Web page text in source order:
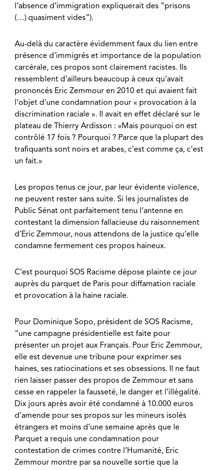
l’absence d’immigration expliquerait des “prisons
(…) quasiment vides”).
Au-delà du caractère évidemment faux du lien entre
présence d’immigrés et importance de la population
carcérale, ces propos sont clairement racistes. Ils
ressemblent d’ailleurs beaucoup à ceux qu’avait
prononcés Eric Zemmour en 2010 et qui avaient fait
l’objet d’une condamnation pour « provocation à la
discrimination raciale ». Il avait en effet déclaré sur le
plateau de Thierry Ardisson : «Mais pourquoi on est
contrôlé 17 fois ? Pourquoi ? Parce que la plupart des
trafiquants sont noirs et arabes, c’est comme ça, c’est
un fait.»
Les propos tenus ce jour, par leur évidente violence,
ne peuvent rester sans suite. Si les journalistes de
Public Sénat ont parfaitement tenu l’antenne en
contestant la dimension fallacieuse du raisonnement
d’Eric Zemmour, nous attendons de la justice qu’elle
condamne fermement ces propos haineux.
C’est pourquoi SOS Racisme dépose plainte ce jour
auprès du parquet de Paris pour diffamation raciale
et provocation à la haine raciale.
Pour Dominique Sopo, président de SOS Racisme,
“une campagne présidentielle est faite pour
présenter un projet aux Français. Pour Eric Zemmour,
elle est devenue une tribune pour exprimer ses
haines, ses ratiocinations et ses obsessions. Il ne faut
rien laisser passer des propos de Zemmour et sans
cesse en rappeler la fausseté, le danger et l’illégalité.
Dix jours après avoir été condamné à 10.000 euros
d’amende pour ses propos sur les mineurs isolés
étrangers et moins d’une semaine après que le
Parquet a requis une condamnation pour
contestation de crimes contre l’Humanité, Eric
Zemmour montre par sa nouvelle sortie que la